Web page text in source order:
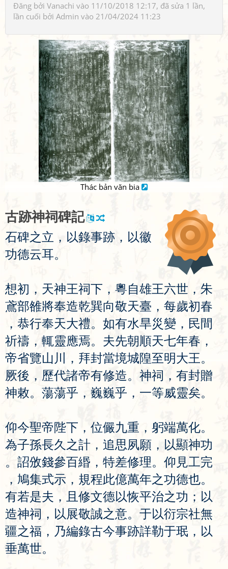
Đăng bởi Vanachi vào 11/10/2018 12:17, đã sửa 1 lần,
lần cuối bởi Admin vào 21/04/2024 11:23
Thác bản văn bia
古跡神祠碑記
石碑之立 ， 以錄事跡 ， 以徽
功德云耳。
想初 ， 天神王祠下 ， 粵自雄王六世 ， 朱
鳶部雒將奉造乾巽向敬天臺 ， 每歲初春
， 恭行奉天大禮。 如有水旱災變 ， 民間
祈禱 ， 輒靈應焉。 夫先朝順天七年春 ，
帝省覽山 川 ， 拜封當境城隍至明大王。
厥後 ， 歷代諸帝有修造。 神祠 ， 有封贈
神敕。 蕩蕩乎 ， 巍巍乎 ， 一等威靈矣。
仰今聖帝陛下 ， 位儼九重 ， 躬端萬化。
為子孫長久 之計 ， 追思夙願 ， 以顯神功
。 詔攽錢參百緡 ， 特差修理。 仰 見工完
， 鳩集式示 ， 規程此億萬年之功德也。
有若是夫 ， 且 修文德以恢平治之功 ； 以
造神祠 ， 以展敬誠之意。 于以衍宗社無
疆之福 ， 乃編錄古今事跡詳勒于珉 ， 以
垂萬世。